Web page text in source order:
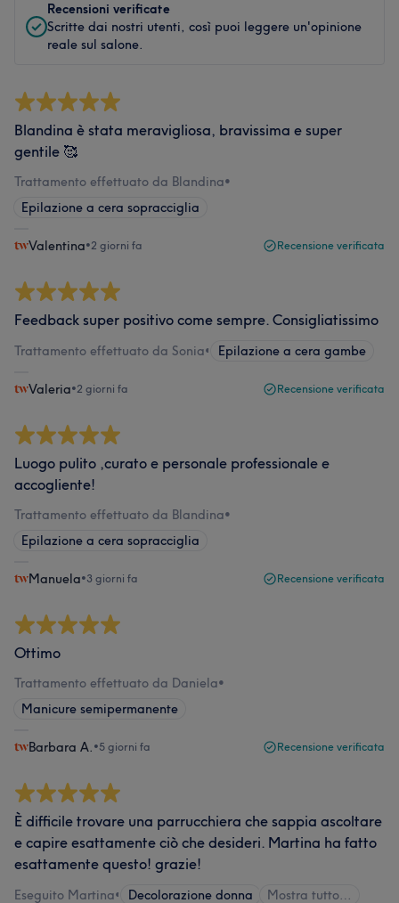
Recensioni verificate
Scritte dai nostri utenti, così puoi leggere un'opinione
reale sul salone.
Blandina è stata meravigliosa, bravissima e super
gentile 🥰
Trattamento effettuato da Blandina•
Epilazione a cera sopracciglia
Valentina•2 giorni fa Recensione verificata
Feedback super positivo come sempre. Consigliatissimo
Trattamento effettuato da Sonia• Epilazione a cera gambe
Valeria•2 giorni fa Recensione verificata
Luogo pulito ,curato e personale professionale e
accogliente!
Trattamento effettuato da Blandina•
Epilazione a cera sopracciglia
Manuela•3 giorni fa Recensione verificata
Ottimo
Trattamento effettuato da Daniela•
Manicure semipermanente
Barbara A. •5 giorni fa Recensione verificata
È difficile trovare una parrucchiera che sappia ascoltare
e capire esattamente ciò che desideri. Martina ha fatto
esattamente questo! grazie!
Eseguito Martina• Decolorazione donna Mostra tutto…